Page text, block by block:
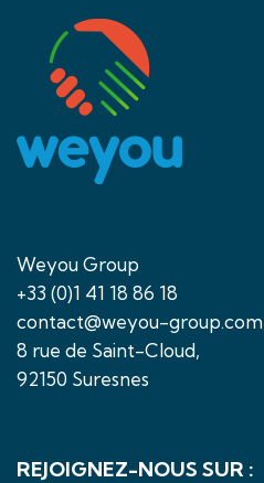
Weyou Group
+33 (0)1 41 18 86 18
contact@weyou-group.com
8 rue de Saint-Cloud,
92150 Suresnes
REJOIGNEZ-NOUS SUR :